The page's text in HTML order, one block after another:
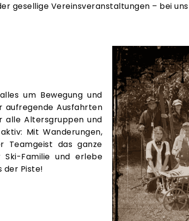
gesellige Vereinsveranstaltungen – bei
um Bewegung und
aufregende Ausfahrten
alle Altersgruppen und
Mit Wanderungen,
Teamgeist das ganze
Familie und erlebe
der Piste!